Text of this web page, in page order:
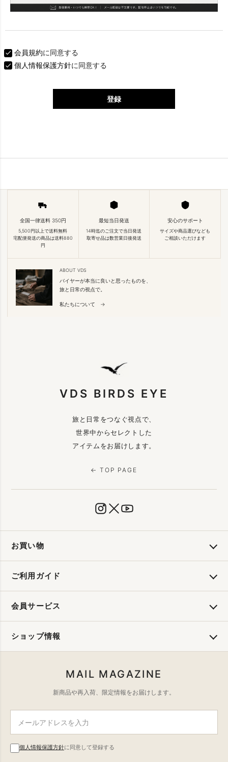
会員規約に同意する
個人情報保護方針に同意する
登録
全国一律送料 350円
5,500円以上で送料無料
宅配便発送の商品は送料880
円
最短当日発送
14時迄のご注文で当日発送
取寄せ品は数営業日後発送
安心のサポート
サイズや商品選びなども
ご相談いただけます
ABOUT VDS
バイヤーが本当に良いと思ったものを、
旅と日常の視点で。
私たちについて →
VDS BIRDS EYE
旅と日常をつなぐ視点で、
世界中からセレクトした
アイテムをお届けします。
← TOP PAGE
お買い物
ご利用ガイド
会員サービス
ショップ情報
MAIL MAGAZINE
新商品や再入荷、限定情報をお届けします。
個人情報保護方針に同意して登録する